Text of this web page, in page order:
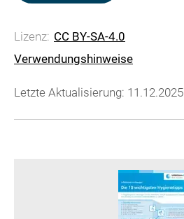
Lizenz: CC BY-SA-4.0
Verwendungshinweise
Letzte Aktualisierung: 11.12.2025